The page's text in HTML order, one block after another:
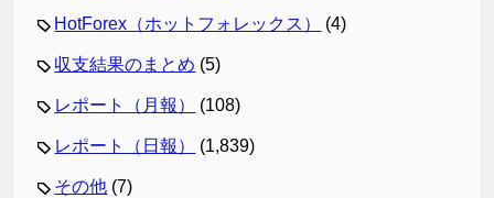
HotForex（ホットフォレックス） (4)
収支結果のまとめ (5)
レポート（月報） (108)
レポート（日報） (1,839)
その他 (7)